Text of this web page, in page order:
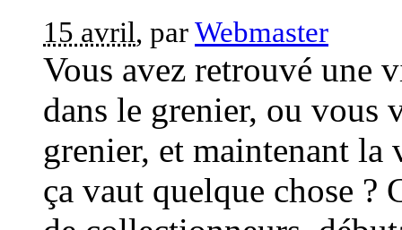
15 avril, parWebmaster
Vous avez retrouvé une
dans le grenier, ou vous
grenier, et maintenant la
ça vaut quelque chose ?